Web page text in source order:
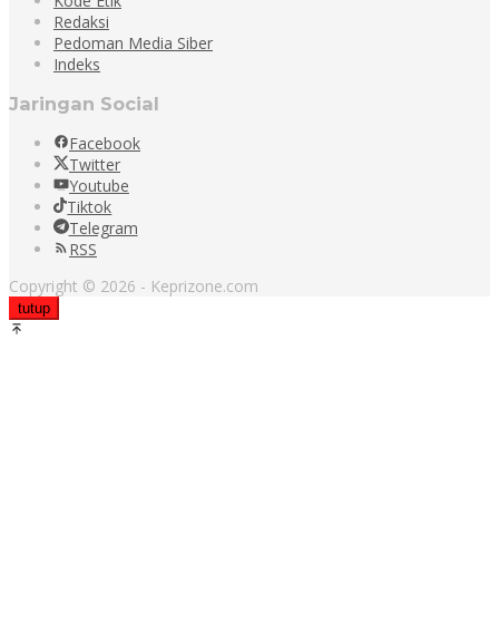
Redaksi
Pedoman Media Siber
Indeks
Jaringan Social
Facebook
Twitter
Youtube
Tiktok
Telegram
RSS
Copyright © 2026 - Keprizone.com
tutup